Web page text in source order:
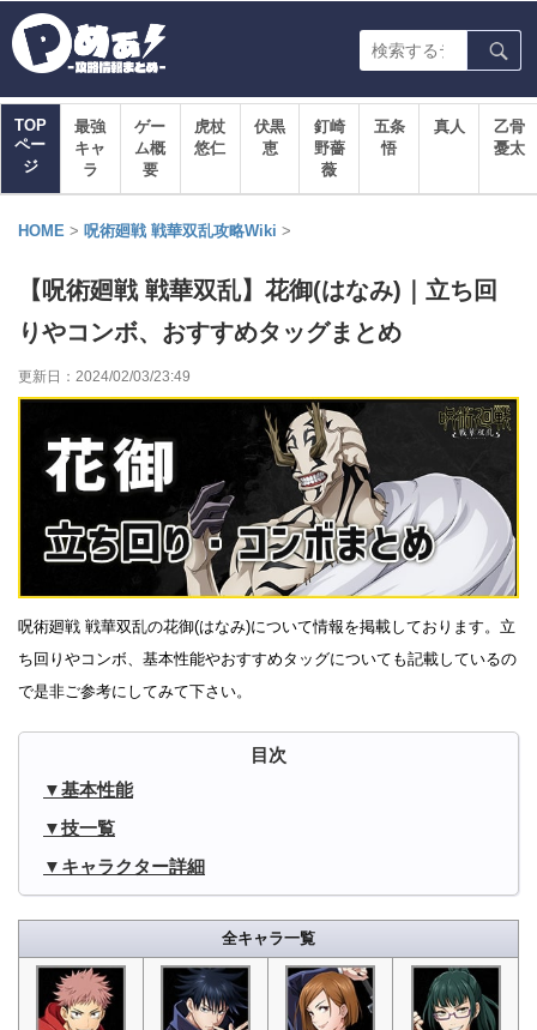
TOP
ペー
ジ
最強
キャ
ラ
ゲー
ム概
要
虎杖
悠仁
伏黒
恵
釘崎
野薔
薇
五条
悟
真人
乙骨
憂太
HOME > 呪術廻戦 戦華双乱攻略Wiki >
【呪術廻戦 戦華双乱】花御(はなみ)｜立ち回
りやコンボ、おすすめタッグまとめ
更新日： 2024/02/03/23:49
呪術廻戦 戦華双乱の花御(はなみ)について情報を掲載しております。立
ち回りやコンボ、基本性能やおすすめタッグについても記載しているの
で是非ご参考にしてみて下さい。
基本性能
技一覧
キャラクター詳細
全キャラ一覧